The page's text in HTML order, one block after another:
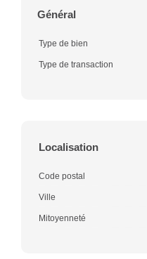
Général
Type de bien
Type de transaction
Localisation
Code postal
Ville
Mitoyenneté